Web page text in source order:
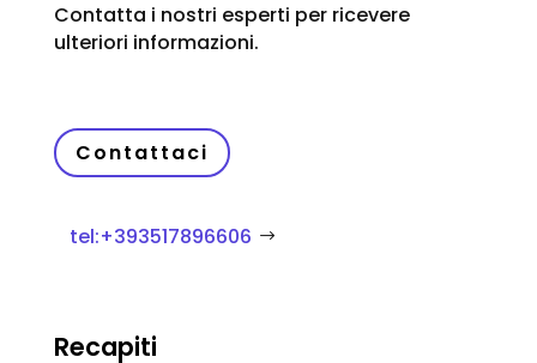
Contatta i nostri esperti per ricevere
ulteriori informazioni.
Contattaci
tel:+393517896606
Recapiti